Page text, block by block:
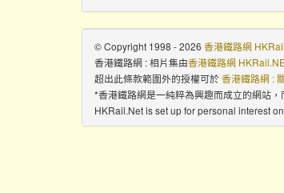
© Copyright 1998 - 2026 香港鐵路網
香港鐵路網 : 相片集由香港鐵路網
超出此條款範圍外的授權可於香港鐵路網 :
*香港鐵路網是一純粹為興趣而成立的網站
HKRail.Net is set up for personal interest